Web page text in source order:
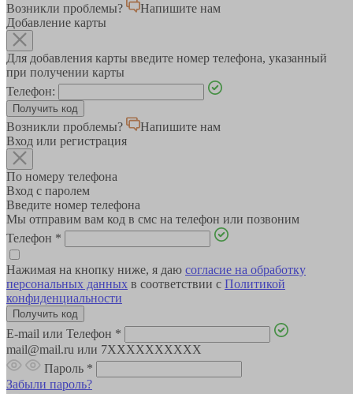
Возникли проблемы?
Напишите нам
Добавление карты
Для добавления карты введите номер телефона, указанный
при получении карты
Телефон:
Возникли проблемы?
Напишите нам
Вход или регистрация
По номеру телефона
Вход с паролем
Введите номер телефона
Мы отправим вам код в смс на телефон или позвоним
Телефон *
Нажимая на кнопку ниже, я даю согласие на обработку
персональных данных в соответствии с Политикой
конфиденциальности
E-mail или Телефон *
mail@mail.ru или 7XXXXXXXXXX
Пароль *
Забыли пароль?